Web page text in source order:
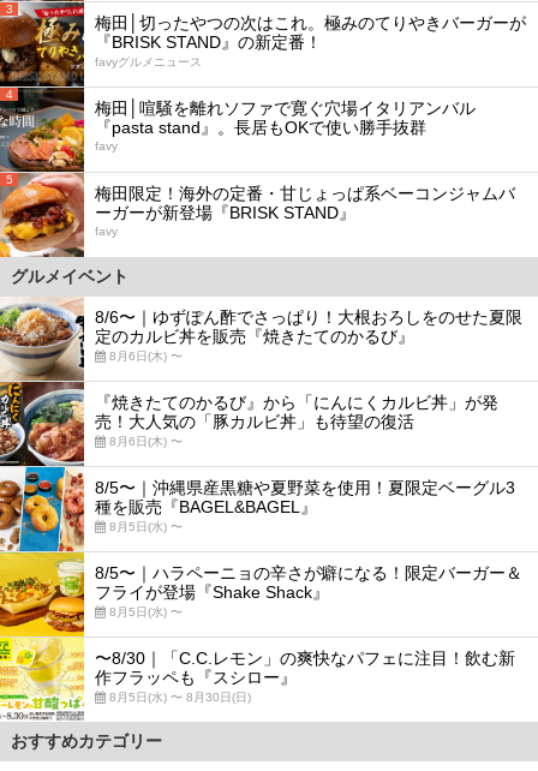
3
梅田│切ったやつの次はこれ。極みのてりやきバーガーが
『BRISK STAND』の新定番！
favyグルメニュース
4
梅田│喧騒を離れソファで寛ぐ穴場イタリアンバル
『pasta stand』。長居もOKで使い勝手抜群
favy
5
梅田限定！海外の定番・甘じょっぱ系ベーコンジャムバ
ーガーが新登場『BRISK STAND』
favy
グルメイベント
8/6〜｜ゆずぽん酢でさっぱり！大根おろしをのせた夏限
定のカルビ丼を販売『焼きたてのかるび』
8月6日(木) 〜
『焼きたてのかるび』から「にんにくカルビ丼」が発
売！大人気の「豚カルビ丼」も待望の復活
8月6日(木) 〜
8/5〜｜沖縄県産黒糖や夏野菜を使用！夏限定ベーグル3
種を販売『BAGEL&BAGEL』
8月5日(水) 〜
8/5〜｜ハラペーニョの辛さが癖になる！限定バーガー＆
フライが登場『Shake Shack』
8月5日(水) 〜
〜8/30｜「C.C.レモン」の爽快なパフェに注目！飲む新
作フラッペも『スシロー』
8月5日(水) 〜 8月30日(日)
おすすめカテゴリー